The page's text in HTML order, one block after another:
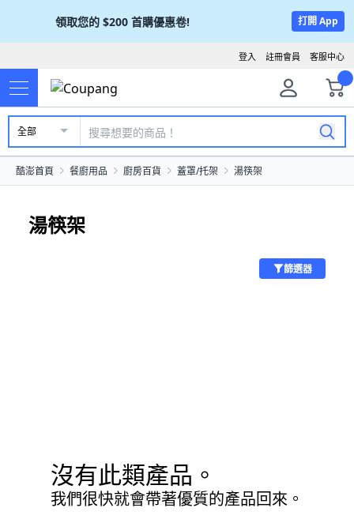
領取您的 $200 首購優惠卷! 打開 App
客服中心
註冊會員
登入
全部
酷澎首頁 餐廚用品 廚房百貨 蓋罩/托架 湯筷架
湯筷架
篩選器
沒有此類產品。
我們很快就會帶著優質的產品回來。